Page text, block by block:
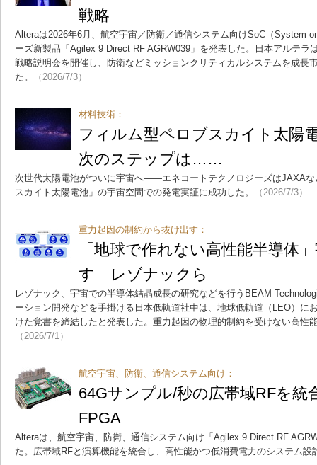
戦略
Alteraは2026年6月、航空宇宙／防衛／通信システム向けSoC（System
ーズ新製品「Agilex 9 Direct RF AGRW039」を発表した。日本アルテラ
戦略説明会を開催し、防衛などミッションクリティカルシステムを成長
た。
（2026/7/3）
材料技術：
フィルム型ペロブスカイト太陽
次のステップは……
次世代太陽電池がついに宇宙へ――エネコートテクノロジーズはJAXA
スカイト太陽電池」の宇宙空間での発電実証に成功した。
（2026/7/3）
重力起因の制約から抜け出す：
「地球で作れない高性能半導体
す レゾナックら
レゾナック、宇宙での半導体結晶成長の研究などを行うBEAM
ーション開発などを手掛ける日本低軌道社中は、地球低軌道（LEO）に
けた覚書を締結したと発表した。重力起因の物理的制約を受けない高性
（2026/7/1）
航空宇宙、防衛、通信システム向け：
64Gサンプル/秒の広帯域RFを統
FPGA
Alteraは、航空宇宙、防衛、通信システム向け「Agilex 9 Direct RF
た。広帯域RFと演算機能を統合し、高性能かつ低消費電力のシステム設